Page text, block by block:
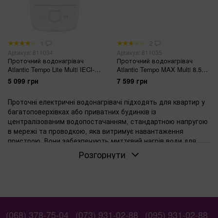
1
Артикул: 811034
Проточний водонагрівач
Atlantic Tempo Lite Multi IECI-
SW2C55 MP 5.5 kW
5 099 грн
2
Артикул: 811035
Проточний водонагрівач
Atlantic Tempo MAX Multi 8.5
кВт
7 599 грн
Проточні електричні водонагрівачі підходять для квартир у
багатоповерхівках або приватних будинків із
централізованим водопостачанням, стандартною напругою
в мережі та проводкою, яка витримує навантаження
пристрою. Вони забезпечують миттєвий нагрів води для
кухні чи ванної без газу та накопичувального бака.
води одразу після відкриття крана. Монтажники ставлять їх
Розгорнути
(068) 378-75-04 (073) 931-02-88 (095) 931-02-88